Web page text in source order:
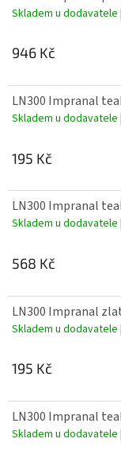
Skladem u dodavatele
946 Kč
LN300 Impranal
Skladem u dodavatele
195 Kč
LN300 Impranal
Skladem u dodavatele
568 Kč
LN300 Impranal
Skladem u dodavatele
195 Kč
LN300 Impranal
Skladem u dodavatele